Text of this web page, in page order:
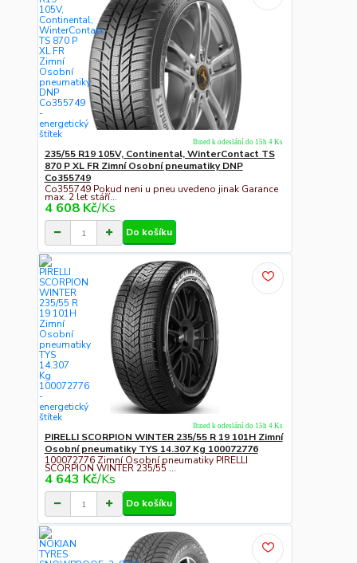
235/55 R19 105V, Continental, WinterContact TS
870 P XL FR Zimní Osobní pneumatiky DNP
Co355749
Co355749 Pokud neni u pneu uvedeno jinak Garance
max. 2 let stáří...
4 608 Kč/Ks
Ihned k odeslání do 15h 4 Ks
Do košíku
PIRELLI SCORPION WINTER 235/55 R 19 101H Zimní
Osobní pneumatiky TYS 14.307 Kg 100072776
100072776 Zimní Osobní pneumatiky PIRELLI
SCORPION WINTER 235/55 ...
4 643 Kč/Ks
Ihned k odeslání do 15h 4 Ks
Do košíku